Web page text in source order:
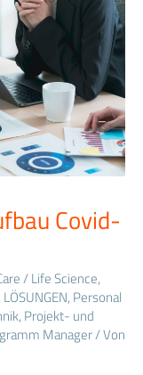
Covid-
/ Life Science,
LÖSUNGEN, Personal
, Projekt- und
Manager/ Von